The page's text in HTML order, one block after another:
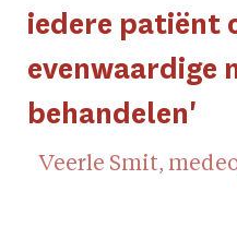
iedere patiënt
evenwaardige
behandelen'
Veerle Smit,